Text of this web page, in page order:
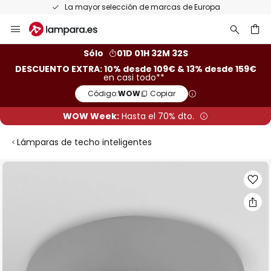
La mayor selección de marcas de Europa
al
Sólo
01D 01H 32M 31S
DESCUENTO EXTRA: 10% desde 109€ & 13% desde 159€
en casi todo**
Código:WOW Copiar
WOW Week: Hasta el 70% dto.
Lámparas de techo inteligentes
Saltar